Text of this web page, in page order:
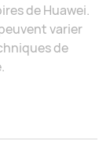
de Huawei.
varier
de